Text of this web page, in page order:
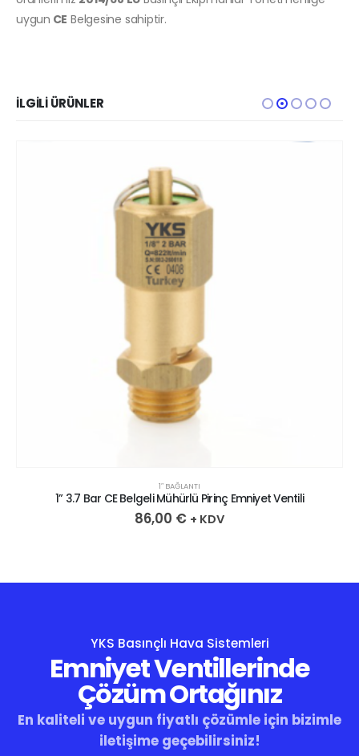
uygun CE Belgesine sahiptir.
İLGILI ÜRÜNLER
1″ BAĞLANTI
1” 3.7 Bar CE Belgeli Mühürlü Pirinç Emniyet Ventili
86,00 € + KDV
YKS Basınçlı Hava Sistemleri
Emniyet Ventillerinde
Çözüm Ortağınız
En kaliteli ve uygun fiyatlı çözümle için bizimle
iletişime geçebilirsiniz!